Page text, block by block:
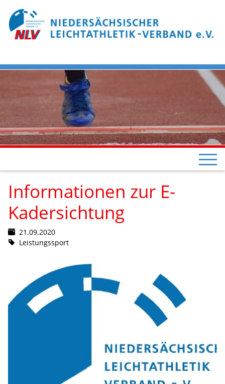
Informationen zur E-
Kadersichtung
21.09.2020
Leistungssport